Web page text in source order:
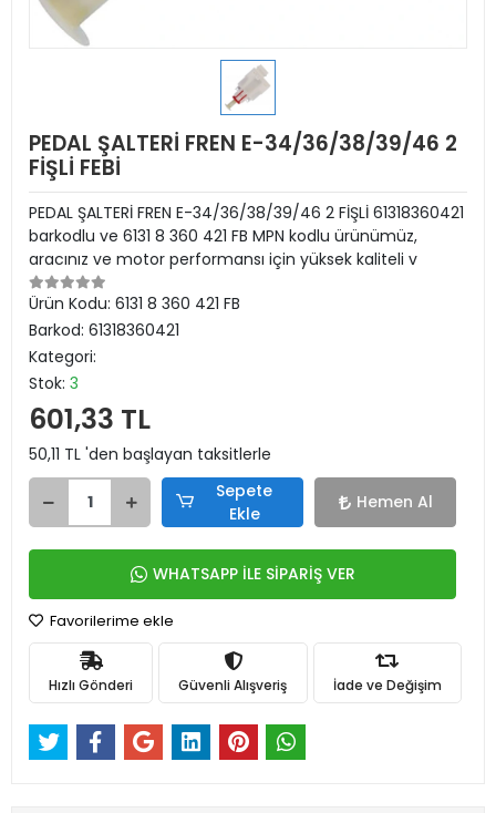
PEDAL ŞALTERİ FREN E-34/36/38/39/46 2
FİŞLİ FEBİ
PEDAL ŞALTERİ FREN E-34/36/38/39/46 2 FİŞLİ 61318360421
barkodlu ve 6131 8 360 421 FB MPN kodlu ürünümüz,
aracınız ve motor performansı için yüksek kaliteli v
Ürün Kodu: 6131 8 360 421 FB
Barkod: 61318360421
Kategori:
Stok: 3
601,33 TL
50,11 TL 'den başlayan taksitlerle
Sepete
Ekle
Hemen Al
WHATSAPP İLE SİPARİŞ VER
Favorilerime ekle
Hızlı Gönderi Güvenli Alışveriş İade ve Değişim